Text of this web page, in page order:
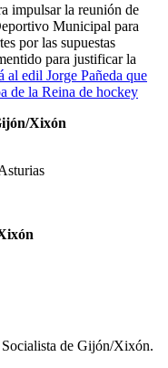
impulsar la reunión de
Municipal para
por las supuestas
para justificar la
al edil Jorge Pañeda que
de la Reina de hockey
Xixón
de Gijón/Xixón.